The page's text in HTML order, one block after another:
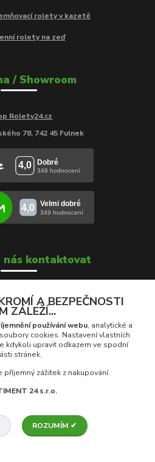
rolety v kazetě
rolety na zeď
/ Showroom
Rolety24.cz
78, 742 45 Fulnek
nás kontaktovat
Provozovatel: Sortiment 24 s.r.o., Na
742 13 Studénka, ČR
A BEZPEČNOSTI
ZÁLEŽÍ...
používání webu, analytické a
cookies. Nastavení vlastních
kdykoli upravit odkazem ve spodní
stránek.
zážitek z nakupování.
24 s.r.o.
ROZUMÍM ✔